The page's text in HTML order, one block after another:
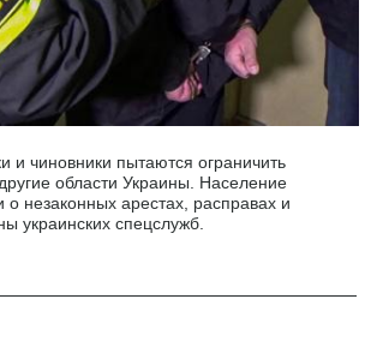
и чиновники пытаются ограничить
области Украины. Население
о незаконных арестах, расправах и
украинских спецслужб.